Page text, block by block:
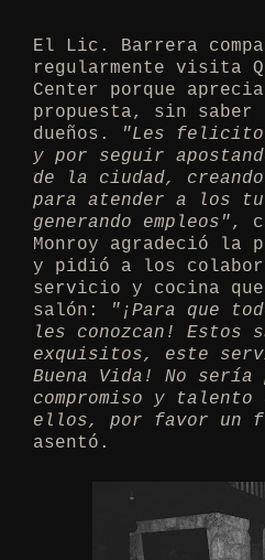
El Lic. Barrera
regularmente visita
Center porque
propuesta, sin saber
dueños.
"Les felicito
y por seguir
de la ciudad,
para atender a los
generando empleos",
Monroy agradeció la
y pidió a los
servicio y cocina
salón:
"¡Para que
les conozcan! Estos
exquisitos, este
Buena Vida! No
compromiso y talento
ellos, por favor un
asentó.